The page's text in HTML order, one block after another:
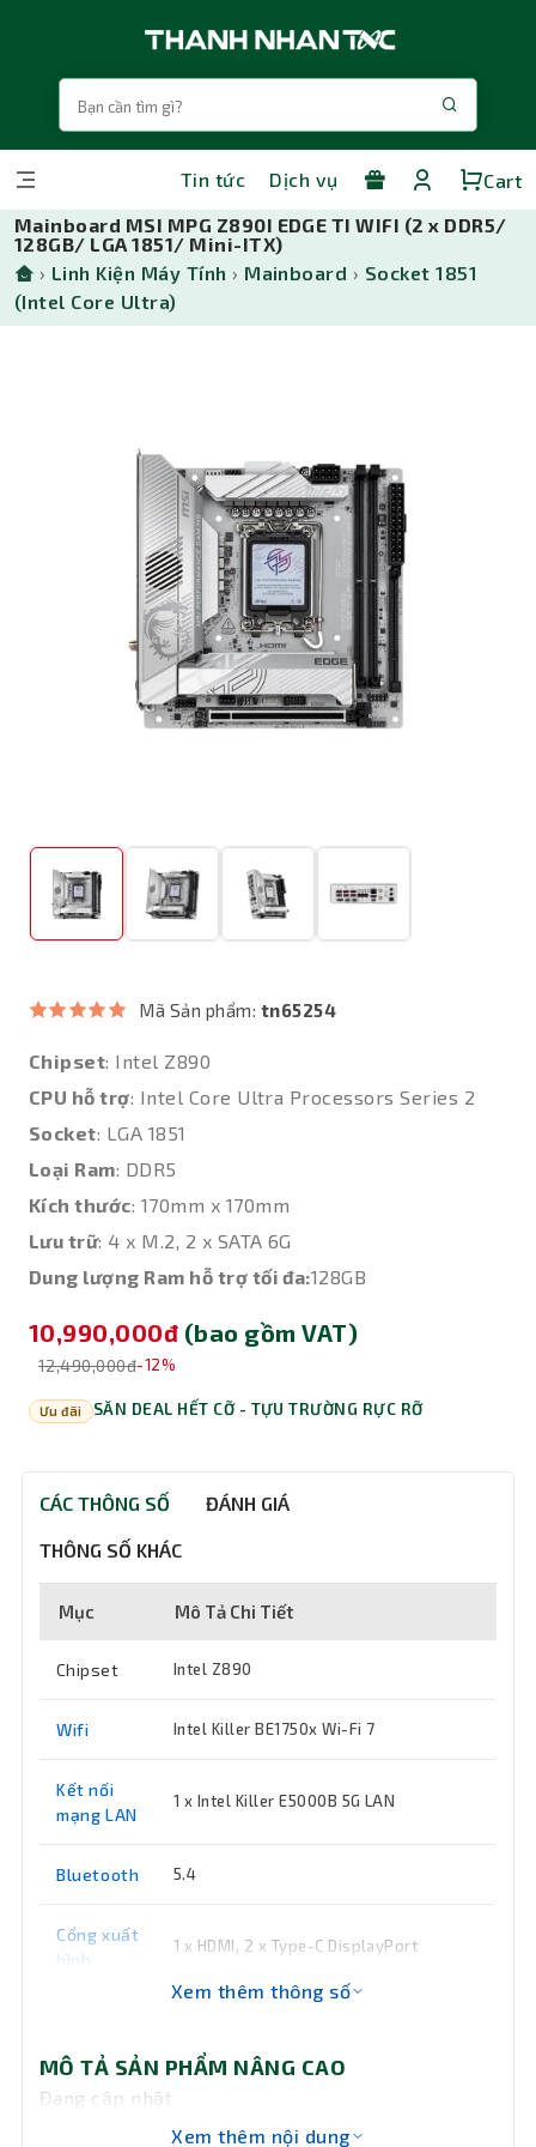
Tin tức Dịch vụ
Cart
Mainboard MSI MPG Z890I EDGE TI WIFI (2 x DDR5/
128GB/ LGA 1851/ Mini-ITX)
› Linh Kiện Máy Tính › Mainboard › Socket 1851
(Intel Core Ultra)
Mã Sản phẩm: tn65254
Chipset: Intel Z890
CPU hỗ trợ: Intel Core Ultra Processors Series 2
Socket: LGA 1851
Loại Ram: DDR5
Kích thước: 170mm x 170mm
Lưu trữ: 4 x M.2, 2 x SATA 6G
Dung lượng Ram hỗ trợ tối đa:128GB
10,990,000đ (bao gồm VAT)
12,490,000đ-12%
Ưu đãi SĂN DEAL HẾT CỠ - TỰU TRƯỜNG RỰC RỠ
CÁC THÔNG SỐ ĐÁNH GIÁ
THÔNG SỐ KHÁC
Mục Mô Tả Chi Tiết
Chipset Intel Z890
Wifi Intel Killer BE1750x Wi-Fi 7
Kết nối
mạng LAN
1 x Intel Killer E5000B 5G LAN
Bluetooth 5.4
Cổng xuất
hình
1 x HDMI, 2 x Type-C DisplayPort
Hệ điều
Windows 11 64-bit
Xem thêm thông số
MÔ TẢ SẢN PHẨM NÂNG CAO
Đang cập nhật
Xem thêm nội dung